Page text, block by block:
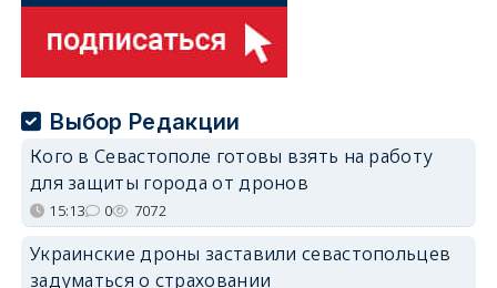
Выбор Редакции
Кого в Севастополе готовы взять на работу
для защиты города от дронов
15:13 0 7072
Украинские дроны заставили севастопольцев
задуматься о страховании